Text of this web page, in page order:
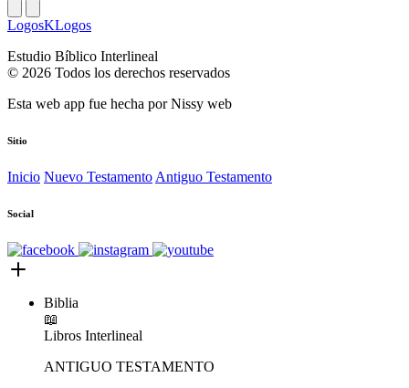
LogosKLogos
Estudio Bíblico Interlineal
© 2026 Todos los derechos reservados
Esta web app fue hecha porNissy web
Sitio
Inicio Nuevo Testamento Antiguo Testamento
Social
Biblia
📖
Libros Interlineal
ANTIGUO TESTAMENTO